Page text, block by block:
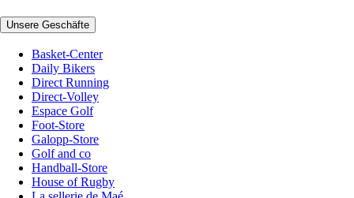
Unsere Geschäfte
Basket-Center
Daily Bikers
Direct Running
Direct-Volley
Espace Golf
Foot-Store
Galopp-Store
Golf and co
Handball-Store
House of Rugby